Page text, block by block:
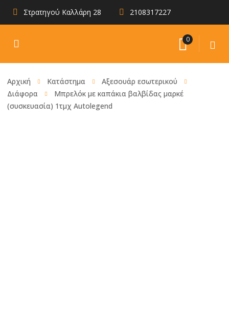
Στρατηγού Καλλάρη 28 2108317227
0
Αρχική Κατάστημα
Αξεσουάρ εσωτερικού
Διάφορα
Μπρελόκ με καπάκια βαλβίδας μαρκέ
(συσκευασία) 1τμχ Autolegend